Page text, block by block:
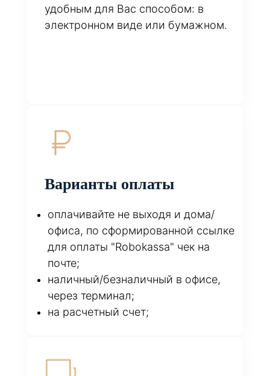
удобным для Вас способом: в
электронном виде или бумажном.
Варианты оплаты
оплачивайте не выходя и дома/
офиса, по сформированной ссылке
для оплаты "Robokassa" чек на
почте;
наличный/безналичный в офисе,
через терминал;
на расчетный счет;